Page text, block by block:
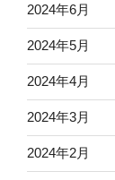
2024年6月
2024年5月
2024年4月
2024年3月
2024年2月